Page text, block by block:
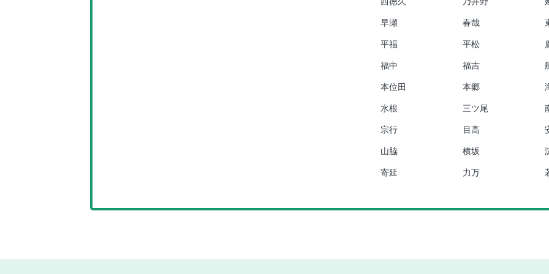
早瀬 春哉
平福 平松
福中 福吉
本位田 本郷
水根 三ツ尾
宗行 目高
山脇 横坂
寄延 力万